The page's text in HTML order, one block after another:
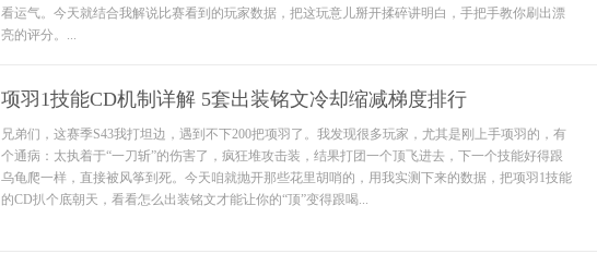
看运气。今天就结合我解说比赛看到的玩家数据，把这玩意儿掰开揉碎讲明白，手把手教你刷出漂
亮的评分。...
项羽1技能CD机制详解 5套出装铭文冷却缩减梯度排行
兄弟们，这赛季S43我打坦边，遇到不下200把项羽了。我发现很多玩家，尤其是刚上手项羽的，有
个通病：太执着于“一刀斩”的伤害了，疯狂堆攻击装，结果打团一个顶飞进去，下一个技能好得跟
乌龟爬一样，直接被风筝到死。今天咱就抛开那些花里胡哨的，用我实测下来的数据，把项羽1技能
的CD扒个底朝天，看看怎么出装铭文才能让你的“顶”变得跟喝...